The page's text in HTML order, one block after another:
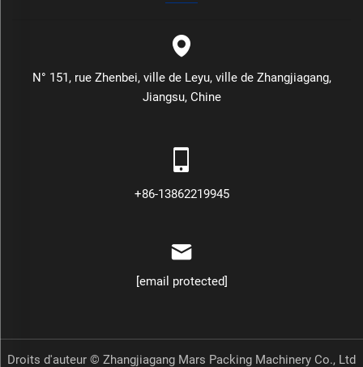
N° 151, rue Zhenbei, ville de Leyu, ville de Zhangjiagang,
Jiangsu, Chine
+86-13862219945
[email protected]
Droits d'auteur © Zhangjiagang Mars Packing Machinery Co., Ltd